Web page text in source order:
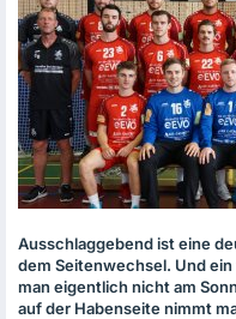
Ausschlaggebend ist eine
dem Seitenwechsel. Und
man eigentlich nicht am
auf der Habenseite nimmt